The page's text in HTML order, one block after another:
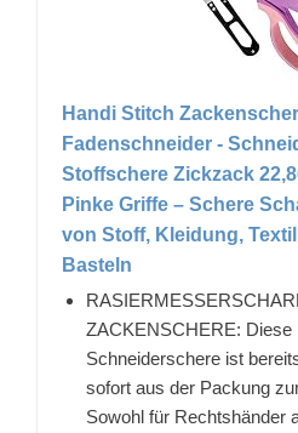
Handi Stitch
Fadenschneider -
Stoffschere Zickzack
Pinke Griffe – Schere
von Stoff, Kleidung,
Basteln
ZACKENSCHERE: Diese
Schneiderschere ist
sofort aus der Packung
Sowohl für Rechtshänder